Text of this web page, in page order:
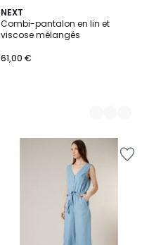
NEXT
Combi-pantalon en lin et
viscose mélangés
61,00 €
2
Couleurs